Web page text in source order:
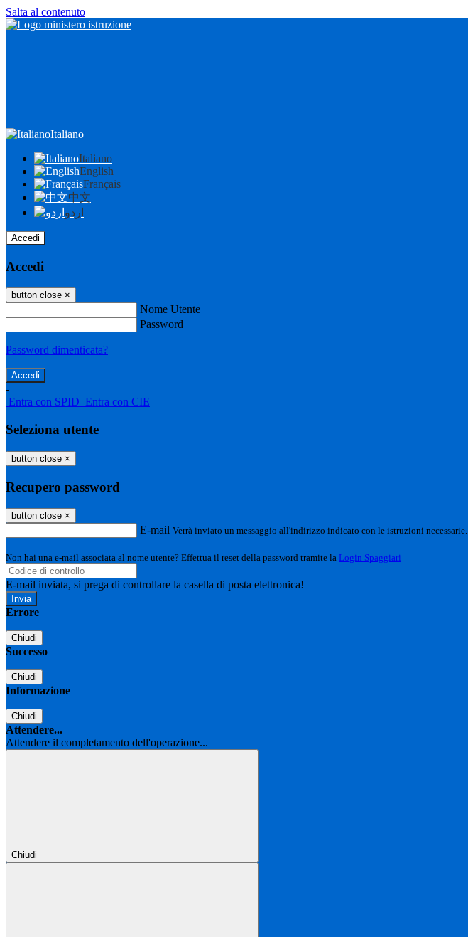
Salta al contenuto
Italiano
Italiano
English
Français
中文
اردو
Accedi
Accedi
button close ×
Nome Utente
Password
Password dimenticata?
-
Entra con SPID Entra con CIE
Seleziona utente
button close ×
Recupero password
button close ×
E-mail Verrà inviato un messaggio all'indirizzo indicato con le istruzioni necessarie.
Non hai una e-mail associata al nome utente? Effettua il reset della password tramite la Login Spaggiari
E-mail inviata, si prega di controllare la casella di posta elettronica!
Errore
Chiudi
Successo
Chiudi
Informazione
Chiudi
Attendere...
Attendere il completamento dell'operazione...
Chiudi